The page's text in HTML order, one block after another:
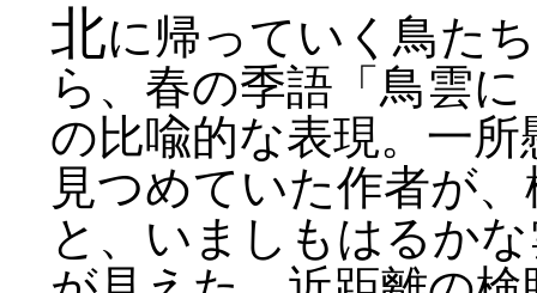
北に帰っていく鳥た
ら、春の季語「鳥雲
の比喩的な表現。一
見つめていた作者が
と、いましもはるか